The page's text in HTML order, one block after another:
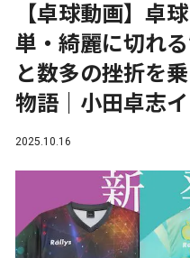
【卓球動画】卓
単・綺麗に切れ
と数多の挫折を
物語｜小田卓志
2025.10.16